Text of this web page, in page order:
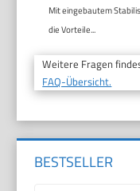
Mit eingebautem
die Vorteile...
Weitere Fragen
FAQ-Übersicht.
BESTSELLER